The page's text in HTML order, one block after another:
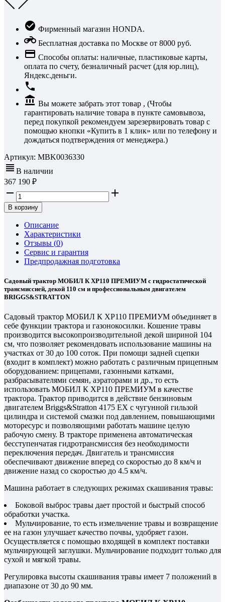
Фирменный магазин HONDA.
Бесплатная доставка по Москве от 8000 руб.
Способы оплаты: наличные, пластиковые карты,
оплата по счету, безналичный расчет (для юр.лиц),
Яндекс.деньги.
Вы можете забрать этот товар , (Чтобы
гарантировать наличие товара в пункте самовывоза,
перед покупкой рекомендуем зарезервировать товар с
помощью кнопки «Купить в 1 клик» или по телефону и
дождаться подтверждения от менеджера.)
Артикул: MBK0036330
В наличии
367 190
В корзину
Описание
Характеристики
Отзывы (0)
Сервис и гарантия
Предпродажная подготовка
Садовый трактор МОБИЛ К XP110 ПРЕМИУМ с гидростатической
трансмиссией, декой 110 см и профессиональным двигателем
BRIGGS&STRATTON
Садовый трактор МОБИЛ К XP110 ПРЕМИУМ объединяет в
себе функции трактора и газонокосилки. Кошение травы
производится высокопроизводительной декой шириной 104
см, что позволяет рекомендовать использование машины на
участках от 30 до 100 соток. При помощи задней сцепки
(входит в комплект) можно работать с различным прицепным
оборудованием: прицепами, газонными катками,
разбрасывателями семян, аэраторами и др., то есть
использовать МОБИЛ К XP110 ПРЕМИУМ в качестве
трактора. Трактор приводится в действие бензиновым
двигателем Briggs&Stratton 4175 EX с чугунной гильзой
цилиндра и системой смазки под давлением, повышающими
моторесурс и позволяющими работать машине целую
рабочую смену. В тракторе применена автоматическая
бесступенчатая гидротрансмиссия без необходимости
переключения передач. Двигатель и трансмиссия
обеспечивают движение вперед со скоростью до 8 км/ч и
движение назад со скоростью до 4.5 км/ч.
Машина работает в следующих режимах скашивания травы:
Боковой выброс травы дает простой и быстрый способ
обработки участка.
Мульчирование, то есть измельчение травы и возвращение
ее на газон улучшает качество почвы, удобряет газон.
Осуществляется c помощью входящей в комплект поставки
мульчирующей заглушки. Мульчирование подходит только для
сухой и мягкой травы.
Регулировка высоты скашивания травы имеет 7 положений в
диапазоне от 30 до 90 мм.